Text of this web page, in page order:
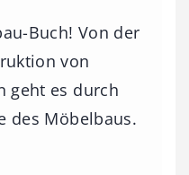
Buch! Von der
von
geht es durch
des Möbelbaus.